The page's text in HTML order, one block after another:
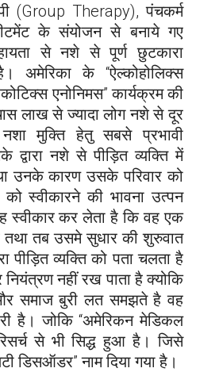
(Group Therapy), पंचकर्म
के संयोजन से बनाये गए
से नशे से पूर्ण छुटकारा
अमेरिका के “ऐल्कोहोलिक्स
एनोनिमस” कार्यक्रम की
लाख से ज्यादा लोग नशे से दूर
मुक्ति हेतु सबसे प्रभावी
द्वारा नशे से पीड़ित व्यक्ति में
उनके कारण उसके परिवार को
को स्वीकारने की भावना उत्पन
स्वीकार कर लेता है कि वह एक
तथा तब उसमे सुधार की शुरुवात
पीड़ित व्यक्ति को पता चलता है
नहीं रख पाता है क्योकि
समाज बुरी लत समझते है वह
है। जोकि “अमेरिकन मेडिकल
से भी सिद्ध हुआ है। जिसे
डिसऑडर” नाम दिया गया है।